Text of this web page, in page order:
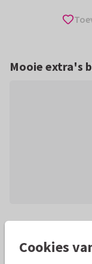
Mooie extra's
Wens iemand een
Cookies